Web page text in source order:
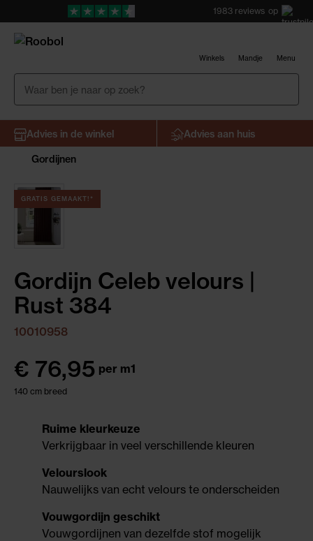
1983 reviews op
Winkels Mandje Menu
Advies in de winkel
Advies aan huis
Gordijnen
GRATIS GEMAAKT!*
Gordijn Celeb velours |
Rust 384
10010958
€ 76,95 per m1
140 cm breed
Ruime kleurkeuze
Verkrijgbaar in veel verschillende kleuren
Velourslook
Nauwelijks van echt velours te onderscheiden
Vouwgordijn geschikt
Vouwgordijnen van dezelfde stof mogelijk